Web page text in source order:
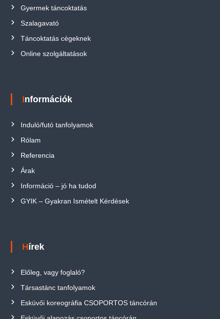
Gyermek táncoktatás
Szalagavató
Táncoktatás cégeknek
Online szolgáltatások
Információk
Induló/futó tanfolyamok
Rólam
Referencia
Árak
Információ – jó ha tudod
GYIK – Gyakran Ismételt Kérdések
Hírek
Előleg, vagy foglaló?
Társastánc tanfolyamok
Esküvői koreográfia CSOPORTOS táncórán